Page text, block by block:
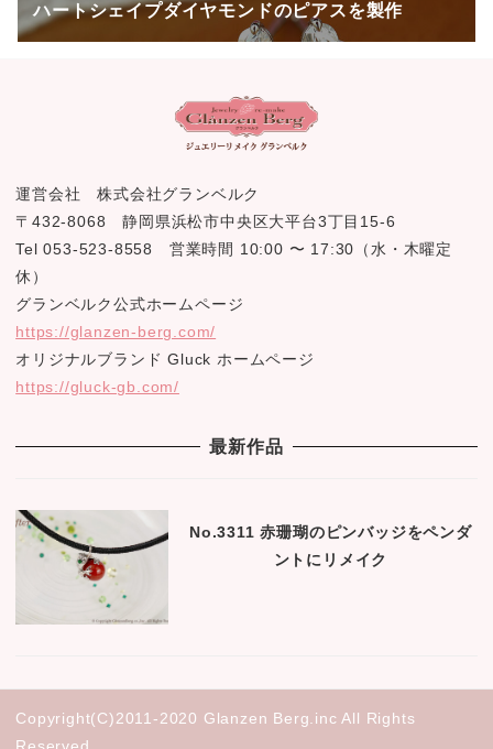
ハートシェイプダイヤモンドのピアスを製作
運営会社 株式会社グランベルク
〒432-8068 静岡県浜松市中央区大平台3丁目15-6
Tel 053-523-8558 営業時間 10:00 〜 17:30（水・木曜定
休）
グランベルク公式ホームページ
https://glanzen-berg.com/
オリジナルブランド Gluck ホームページ
https://gluck-gb.com/
最新作品
No.3311 赤珊瑚のピンバッジをペンダ
ントにリメイク
Copyright(C)2011-2020 Glanzen Berg.inc All Rights